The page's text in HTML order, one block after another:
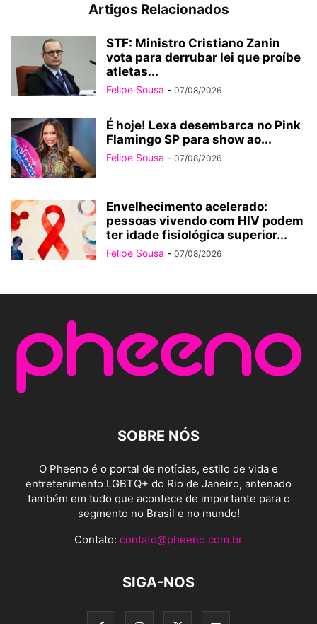
Artigos Relacionados
STF: Ministro Cristiano Zanin
vota para derrubar lei que proíbe
atletas...
Felipe Sousa - 07/08/2026
É hoje! Lexa desembarca no Pink
Flamingo SP para show ao...
Felipe Sousa - 07/08/2026
Envelhecimento acelerado:
pessoas vivendo com HIV podem
ter idade fisiológica superior...
Felipe Sousa - 07/08/2026
SOBRE NÓS
O Pheeno é o portal de notícias, estilo de vida e
entretenimento LGBTQ+ do Rio de Janeiro, antenado
também em tudo que acontece de importante para o
segmento no Brasil e no mundo!
Contato: contato@pheeno.com.br
SIGA-NOS